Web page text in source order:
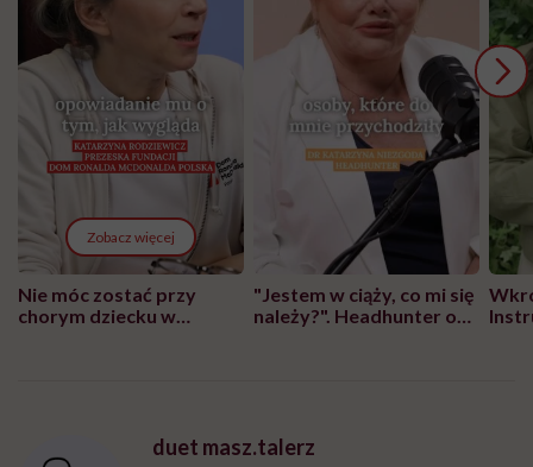
Zobacz więcej
Nie móc zostać przy
chorym dziecku w
"Jestem w ciąży, co mi się
należy?". Headhunter o
duet masz.talerz